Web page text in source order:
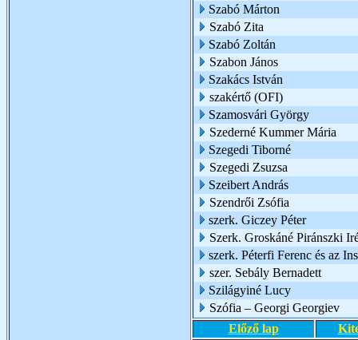
Szabó Márton
Szabó Zita
Szabó Zoltán
Szabon János
Szakács István
szakértő (OFI)
Szamosvári György
Szederné Kummer Mária
Szegedi Tiborné
Szegedi Zsuzsa
Szeibert András
Szendrői Zsófia
szerk. Giczey Péter
Szerk. Groskáné Piránszki
szerk. Péterfi Ferenc és az
szer. Sebály Bernadett
Szilágyiné Lucy
Szófia – Georgi Georgiev
Előző lap